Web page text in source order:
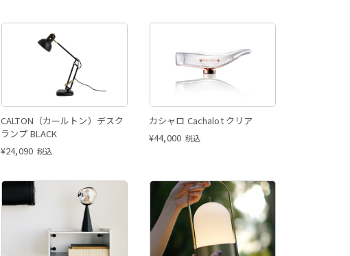
CALTON（カールトン）デスク
ランプ BLACK
¥24,090 税込
カシャロ Cachalot クリア
¥44,000 税込